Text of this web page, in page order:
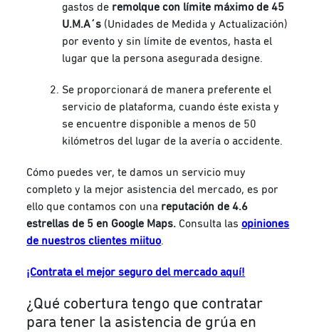
gastos de remolque con límite máximo de 45
U.M.A´s (Unidades de Medida y Actualización)
por evento y sin límite de eventos, hasta el
lugar que la persona asegurada designe.
Se proporcionará de manera preferente el
servicio de plataforma, cuando éste exista y
se encuentre disponible a menos de 50
kilómetros del lugar de la avería o accidente.
Cómo puedes ver, te damos un servicio muy
completo y la mejor asistencia del mercado, es por
ello que contamos con una reputación de 4.6
estrellas de 5 en Google Maps. Consulta lasopiniones
de nuestros clientes miituo.
¡Contrata el mejor seguro del mercado aquí!
¿Qué cobertura tengo que contratar
para tener la asistencia de grúa en